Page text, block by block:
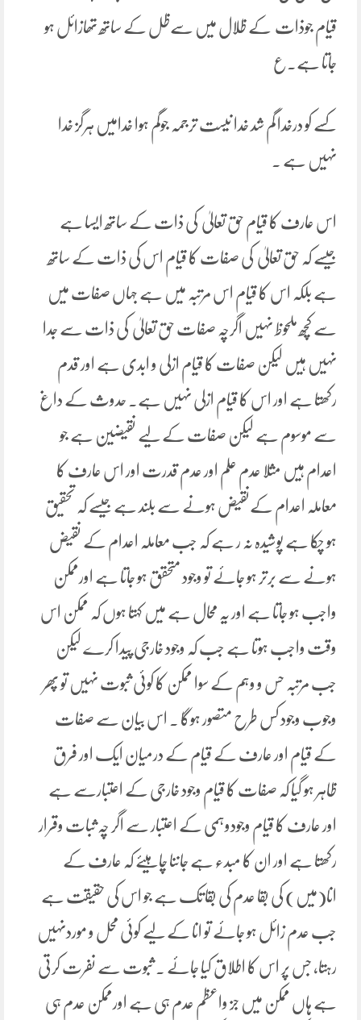
قیام جوذات کے ظلال میں سےظل کے ساتھ تھازائل ہو
جاتا ہے۔ع
کسے کو درخدا گم شد خدا نیست ترجمہ جوگم ہوا خدامیں ہرگز خدا
نہیں ہے ۔
اس عارف کا قیام حق تعالیٰ کی ذات کے ساتھ ایسا ہے
جیسے کہ حق تعالیٰ کی صفات کا قیام اس کی ذات کے ساتھ
ہے بلکہ اس کا قیام اس مرتبہ میں ہے جہاں صفات میں
سے کچھ ملحوظ نہیں اگرچہ صفات حق تعالیٰ کی ذات سے جدا
نہیں ہیں لیکن صفات کا قیام ازلی و ابدی ہے اور قدم
رکھتا ہے اور اس کا قیام ازلی نہیں ہے۔ حدوث کے داغ
سے موسوم ہے لیکن صفات کے لیے نقیضین ہے جو
اعدام ہیں مثلا عدم علم اور عدم قدرت اور اس عارف کا
معاملہ اعدام کےنقیض ہونے سے بلند ہے جیسے کہ تحقیق
ہو چکا ہے پوشیدہ نہ ر ہے کہ جب معاملہ اعدام کے نقیض
ہونے سے برتر ہو جائے تو وجود متحقق ہو جاتا ہے اورممکن
واجب ہو جاتا ہے اور یہ محال ہے میں کہتا ہوں کہ ممکن اس
وقت واجب ہوتا ہے جب کہ وجود خارجی پیدا کرے لیکن
جب مرتبہ حس و وہم کے سوا ممکن کا کوئی ثبوت نہیں تو پھر
وجوب وجود کس طرح متصور ہوگا ۔ اس بیان سے صفات
کے قیام اور عارف کے قیام کے درمیان ایک اور فرق
ظاہر ہو گیا کہ صفات کا قیام وجود خارجی کے اعتبارسے ہے
اور عارف کا قیام وجودوہمی کے اعتبار سے اگر چہ ثبات وقرار
رکھتا ہے اور ان کا مبدء ہے جاننا چاہیئے کہ عارف کے
انا(میں) کی بقا عدم کی بقا تک ہے جو اس کی حقیقت ہے
جب عدم زائل ہو جائے تو انا کے لیے کوئی محل و موردنہیں
رہتا، جس پر اس کا اطلاق کیا جائے ۔ ثبوت سے نفرت کرتی
ہے ہاں ممکن میں جز واعظم عدم ہی ہے اورممکن عدم ہی